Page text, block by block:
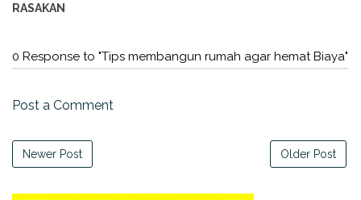
RASAKAN
0 Response to "Tips membangun rumah agar hemat Biaya"
Post a Comment
Newer Post Older Post